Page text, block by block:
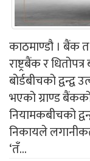
काठमाण्डौ । बैंक
राष्ट्रबैंक र
बोर्डबीचको
भएको ग्राण्ड
नियामकबीचको
निकायले
‘तँ...